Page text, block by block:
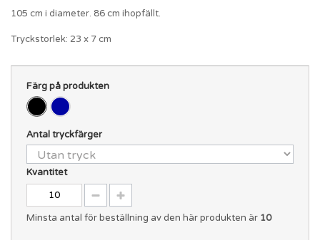
105 cm i diameter. 86 cm ihopfällt.
Tryckstorlek: 23 x 7 cm
Färg på produkten
Antal tryckfärger
Kvantitet
Minsta antal för beställning av den här produkten är 10